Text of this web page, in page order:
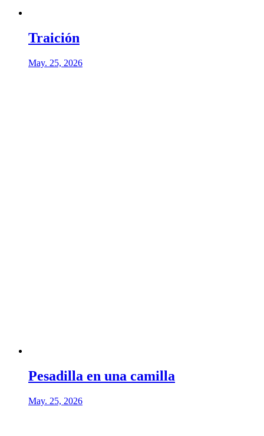
Traición
May. 25, 2026
Pesadilla en una camilla
May. 25, 2026